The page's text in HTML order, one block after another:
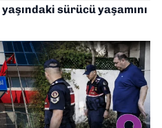
sürücü yaşamını